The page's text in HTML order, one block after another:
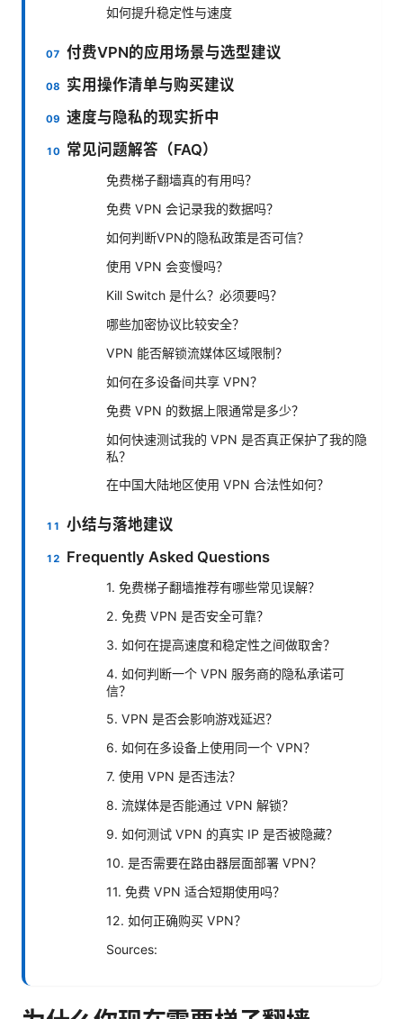
如何提升稳定性与速度
付费VPN的应用场景与选型建议
实用操作清单与购买建议
速度与隐私的现实折中
常见问题解答（FAQ）
免费梯子翻墙真的有用吗？
免费 VPN 会记录我的数据吗？
如何判断VPN的隐私政策是否可信？
使用 VPN 会变慢吗？
Kill Switch 是什么？必须要吗？
哪些加密协议比较安全？
VPN 能否解锁流媒体区域限制？
如何在多设备间共享 VPN？
免费 VPN 的数据上限通常是多少？
如何快速测试我的 VPN 是否真正保护了我的隐
私？
在中国大陆地区使用 VPN 合法性如何？
小结与落地建议
Frequently Asked Questions
1. 免费梯子翻墙推荐有哪些常见误解？
2. 免费 VPN 是否安全可靠？
3. 如何在提高速度和稳定性之间做取舍？
4. 如何判断一个 VPN 服务商的隐私承诺可
信？
5. VPN 是否会影响游戏延迟？
6. 如何在多设备上使用同一个 VPN？
7. 使用 VPN 是否违法？
8. 流媒体是否能通过 VPN 解锁？
9. 如何测试 VPN 的真实 IP 是否被隐藏？
10. 是否需要在路由器层面部署 VPN？
11. 免费 VPN 适合短期使用吗？
12. 如何正确购买 VPN？
Sources: